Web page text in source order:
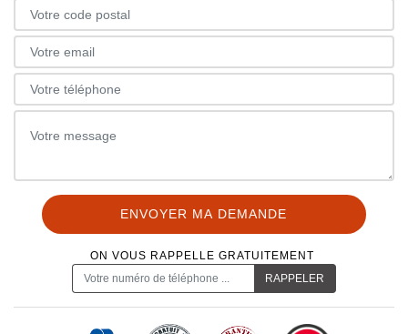
ON VOUS RAPPELLE GRATUITEMENT